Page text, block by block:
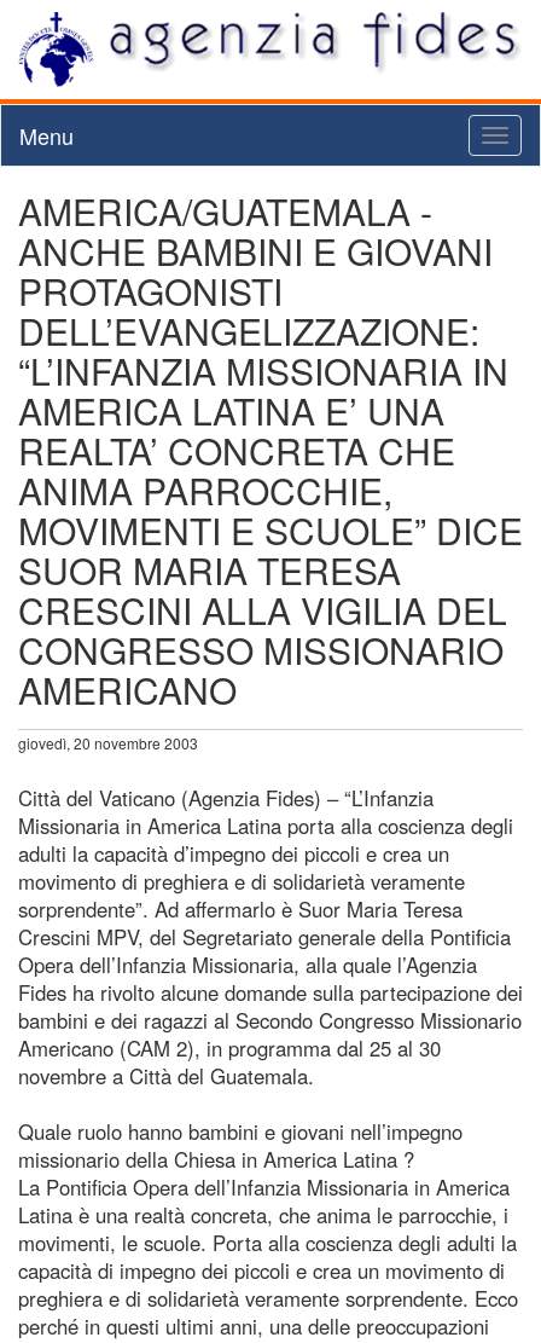
Menu
AMERICA/GUATEMALA -
ANCHE BAMBINI E GIOVANI
PROTAGONISTI
DELL’EVANGELIZZAZIONE:
“L’INFANZIA MISSIONARIA IN
AMERICA LATINA E’ UNA
REALTA’ CONCRETA CHE
ANIMA PARROCCHIE,
MOVIMENTI E SCUOLE” DICE
SUOR MARIA TERESA
CRESCINI ALLA VIGILIA DEL
CONGRESSO MISSIONARIO
AMERICANO
giovedì, 20 novembre 2003
Città del Vaticano (Agenzia Fides) – “L’Infanzia
Missionaria in America Latina porta alla coscienza degli
adulti la capacità d’impegno dei piccoli e crea un
movimento di preghiera e di solidarietà veramente
sorprendente”. Ad affermarlo è Suor Maria Teresa
Crescini MPV, del Segretariato generale della Pontificia
Opera dell’Infanzia Missionaria, alla quale l’Agenzia
Fides ha rivolto alcune domande sulla partecipazione dei
bambini e dei ragazzi al Secondo Congresso Missionario
Americano (CAM 2), in programma dal 25 al 30
novembre a Città del Guatemala.
Quale ruolo hanno bambini e giovani nell’impegno
missionario della Chiesa in America Latina ?
La Pontificia Opera dell’Infanzia Missionaria in America
Latina è una realtà concreta, che anima le parrocchie, i
movimenti, le scuole. Porta alla coscienza degli adulti la
capacità di impegno dei piccoli e crea un movimento di
preghiera e di solidarietà veramente sorprendente. Ecco
perché in questi ultimi anni, una delle preoccupazioni